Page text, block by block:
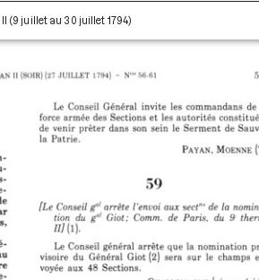
(9 juillet au 30 juillet 1794)